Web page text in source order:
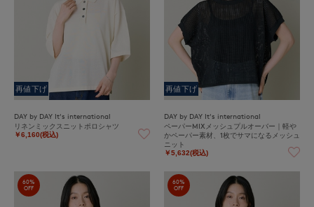
再値下げ
DAY by DAY It's international
リネンミックスニットポロシャツ
￥6,160(税込)
再値下げ
DAY by DAY It's international
ペーパーMIXメッシュプルオーバー｜軽や
かペーパー素材、1枚でサマになるメッシュ
ニット
￥5,632(税込)
60%
OFF
60%
OFF